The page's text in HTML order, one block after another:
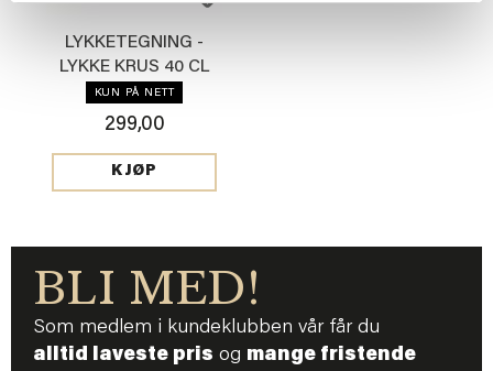
LYKKETEGNING -
LYKKE KRUS 40 CL
LYSEBRUN
KUN PÅ NETT
299,00
KJØP
BLI MED!
Som medlem i kundeklubben vår får du
alltid laveste pris og mange fristende